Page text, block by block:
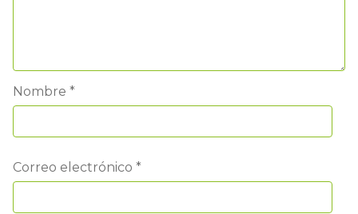
Nombre *
Correo electrónico *